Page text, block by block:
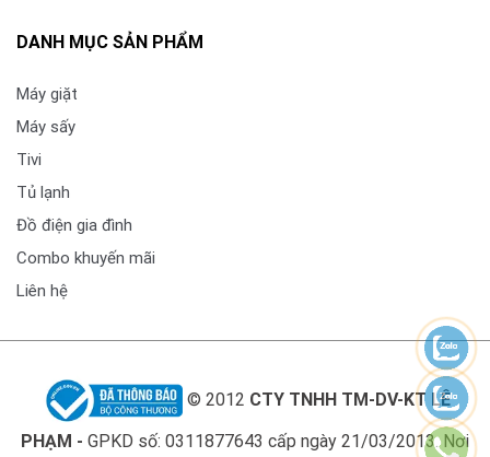
OTS Lite – Âm thanh chuyển động theo
hình ảnh
Công nghệObject Tracking Sound Lite (OTS Lite)
DANH MỤC SẢN PHẨM
Máy giặt
Máy sấy
Tivi
Tủ lạnh
Đồ điện gia đình
Combo khuyến mãi
Liên hệ
© 2012 CTY TNHH TM-DV-KT LÊ
PHẠM - GPKD số: 0311877643 cấp ngày 21/03/2013. Nơi